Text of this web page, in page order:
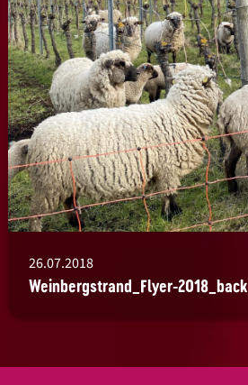
26.07.2018
Weinbergstrand_Flyer-2018_back